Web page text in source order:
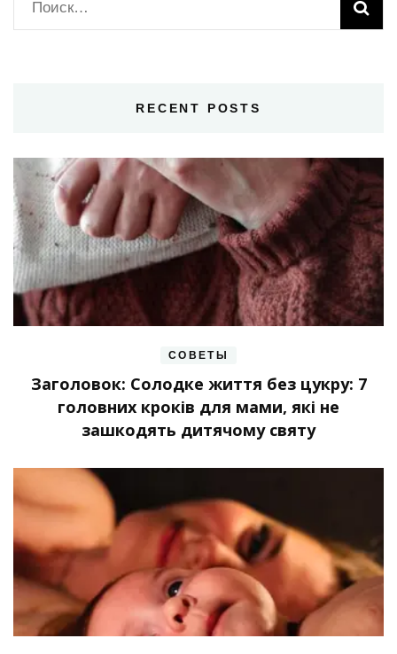
Найти:
RECENT POSTS
СОВЕТЫ
Заголовок: Солодке життя без цукру: 7
головних кроків для мами, які не
зашкодять дитячому святу